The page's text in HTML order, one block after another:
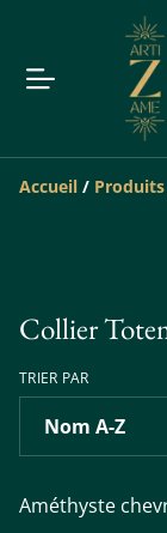
Accueil / Produits
Collier
TRIER PAR
Améthyste